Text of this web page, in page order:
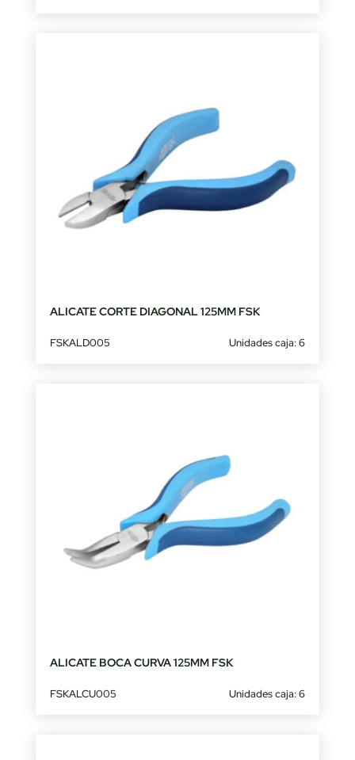
ALICATE CORTE DIAGONAL 125MM FSK
FSKALD005 Unidades caja: 6
ALICATE BOCA CURVA 125MM FSK
FSKALCU005 Unidades caja: 6